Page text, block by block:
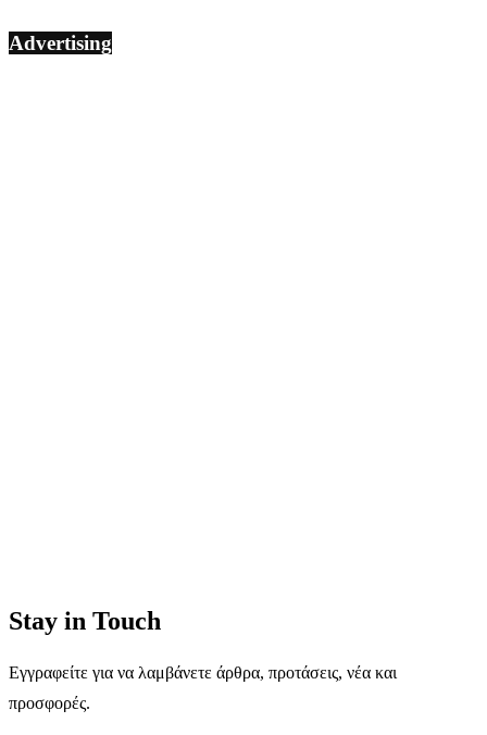
Advertising
Stay in Touch
Εγγραφείτε για να λαμβάνετε άρθρα, προτάσεις, νέα και
προσφορές.